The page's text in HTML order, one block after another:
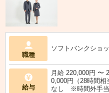
職種
ソフトバンクショ
給与
月給 220,000円 〜
0,000円（28時間
なし ※時間外手当